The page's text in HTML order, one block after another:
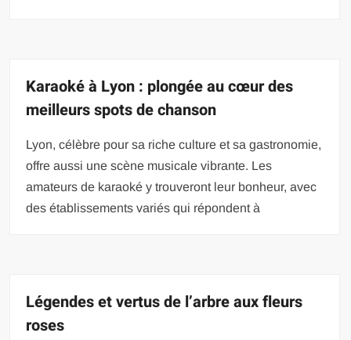
Karaoké à Lyon : plongée au cœur des
meilleurs spots de chanson
Lyon, célèbre pour sa riche culture et sa gastronomie,
offre aussi une scène musicale vibrante. Les
amateurs de karaoké y trouveront leur bonheur, avec
des établissements variés qui répondent à
Légendes et vertus de l’arbre aux fleurs
roses